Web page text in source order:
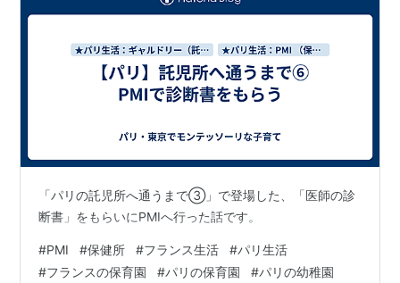
「パリの託児所へ通うまで③」で登場した、「医師の診
断書」をもらいにPMIへ行った話です。
#PMI #保健所 #フランス生活 #パリ生活
#フランスの保育園 #パリの保育園 #パリの幼稚園